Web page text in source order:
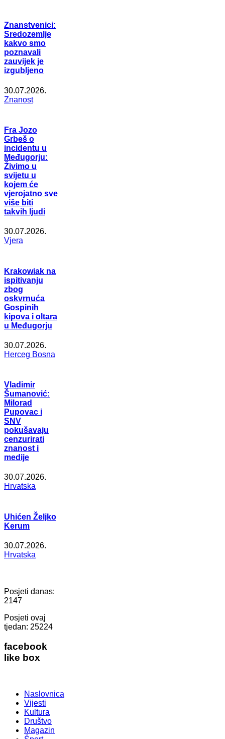
Znanstvenici:
Sredozemlje
kakvo smo
poznavali
zauvijek je
izgubljeno
30.07.2026.
Znanost
Fra Jozo
Grbeš o
incidentu u
Međugorju:
Živimo u
svijetu u
kojem će
vjerojatno sve
više biti
takvih ljudi
30.07.2026.
Vjera
Krakowiak na
ispitivanju
zbog
oskvrnuća
Gospinih
kipova i oltara
u Međugorju
30.07.2026.
Herceg Bosna
Vladimir
Šumanović:
Milorad
Pupovac i
SNV
pokušavaju
cenzurirati
znanost i
medije
30.07.2026.
Hrvatska
Uhićen Željko
Kerum
30.07.2026.
Hrvatska
Posjeti danas:
2147
Posjeti ovaj
tjedan: 25224
facebook
like box
Naslovnica
Vijesti
Kultura
Društvo
Magazin